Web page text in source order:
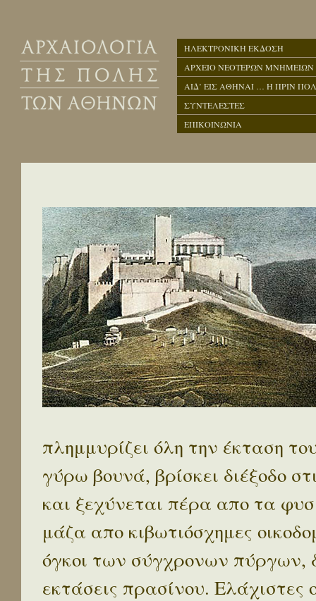
ΗΛΕΚΤΡΟΝΙΚΗ ΕΚΔΟΣΗ
ΑΡΧΕΙΟ ΝΕΟΤΕΡΩΝ ΜΝΗΜΕΙΩΝ
ΑΙΔ’ ΕΙΣ ΑΘΗΝΑΙ … Η ΠΡΙΝ
ΣΥΝΤΕΛΕΣΤΕΣ
ΕΠΙΚΟΙΝΩΝΙΑ
πλημμυρίζει όλη την έκταση
γύρω βουνά, βρίσκει διέξοδο
και ξεχύνεται πέρα απο τα
μάζα απο κιβωτιόσχημες
όγκοι των σύγχρονων πύργων,
εκτάσεις πρασίνου.